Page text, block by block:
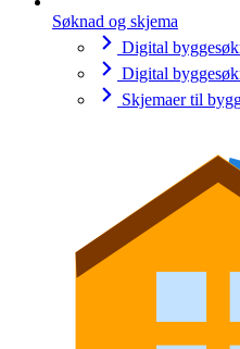
Søknad og skjema
Digital
Digital
Skjemaer til